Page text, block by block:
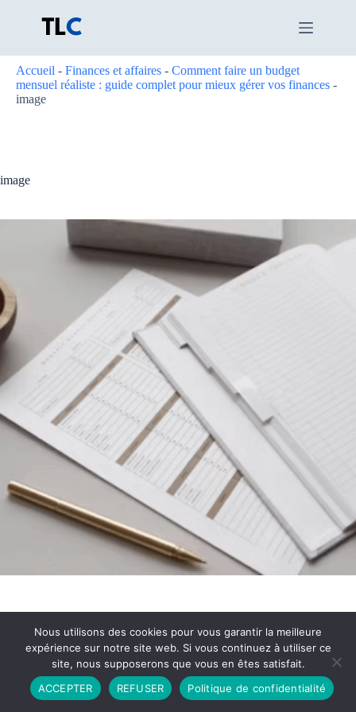
Accueil - Finances et affaires - Comment faire un budget
mensuel réaliste : guide complet pour mieux gérer vos finances -
image
image
Partenariat Contact
Politique de Confidentialité
CGU
Copyright © 2026 - Propulsé par DIEUDUDIABLE
Nous utilisons des cookies pour vous garantir la meilleure
expérience sur notre site web. Si vous continuez à utiliser ce
site, nous supposerons que vous en êtes satisfait.
ACCEPTER
REFUSER Politique de confidentialité